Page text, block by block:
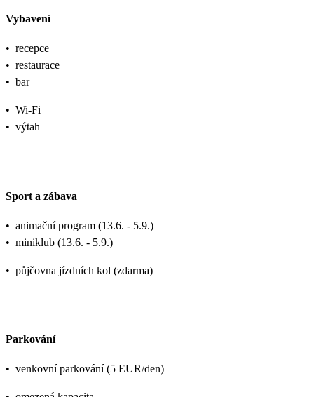
Vybavení
• recepce
• restaurace
• bar
• Wi-Fi
• výtah
Sport a zábava
• animační program (13.6. - 5.9.)
• miniklub (13.6. - 5.9.)
• půjčovna jízdních kol (zdarma)
Parkování
• venkovní parkování (5 EUR/den)